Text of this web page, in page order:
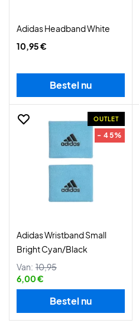
Adidas Headband White
10,95 €
Bestel nu
OUTLET
- 45%
Adidas Wristband Small
Bright Cyan/Black
Van: 10,95
6,00 €
Bestel nu